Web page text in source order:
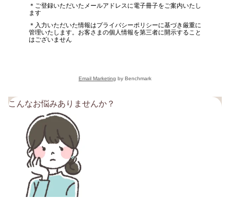
＊ご登録いただいたメールアドレスに電子冊子をご案内いたし
ます
＊入力いただいた情報はプライバシーポリシーに基づき厳重に
管理いたします。お客さまの個人情報を第三者に開示すること
はございません
Email Marketing by Benchmark
こんなお悩みありませんか？